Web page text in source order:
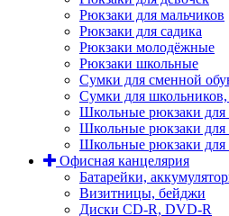
Рюкзаки для мальчиков
Рюкзаки для садика
Рюкзаки молодёжные
Рюкзаки школьные
Сумки для сменной
Сумки для школьников,
Школьные рюкзаки для
Школьные рюкзаки для
Школьные рюкзаки для
Офисная канцелярия
Батарейки,
Визитницы, бейджи
Диски CD-R, DVD-R